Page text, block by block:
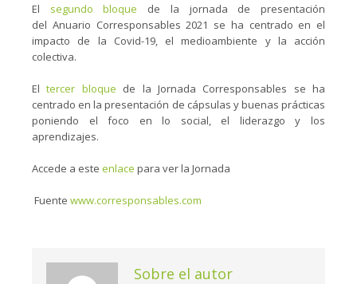
El segundo bloque de la jornada de presentación
del Anuario Corresponsables 2021 se ha centrado en el
impacto de la Covid-19, el medioambiente y la acción
colectiva.
Eltercer bloque de la Jornada Corresponsables se ha
centrado en la presentación de cápsulas y buenas prácticas
poniendo el foco en lo social, el liderazgo y los
aprendizajes.
Accede a este enlace para ver la Jornada
Fuente www.corresponsables.com
Sobre el autor